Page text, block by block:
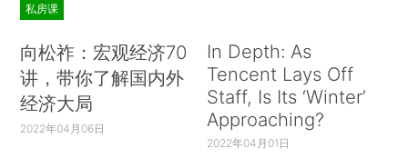
私房课
向松祚：宏观经济70
讲，带你了解国内外
经济大局
2022年04月06日
In Depth: As
Tencent Lays Off
Staff, Is Its ‘Winter’
Approaching?
2022年04月01日